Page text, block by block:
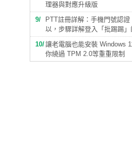
理器與對應升級版
9
PTT註冊詳解：手機門號認
以，步驟詳解登入「批踢踢」
10 讓老電腦也能安裝 Windows
你繞過 TPM 2.0等重重限制